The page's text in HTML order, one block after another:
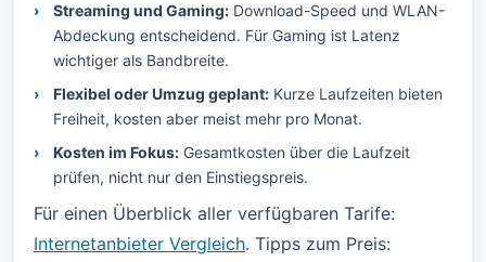
Streaming und Gaming: Download-Speed und WLAN-
Abdeckung entscheidend. Für Gaming ist Latenz
wichtiger als Bandbreite.
Flexibel oder Umzug geplant: Kurze Laufzeiten bieten
Freiheit, kosten aber meist mehr pro Monat.
Kosten im Fokus: Gesamtkosten über die Laufzeit
prüfen, nicht nur den Einstiegspreis.
Für einen Überblick aller verfügbaren Tarife:
Internetanbieter Vergleich. Tipps zum Preis: